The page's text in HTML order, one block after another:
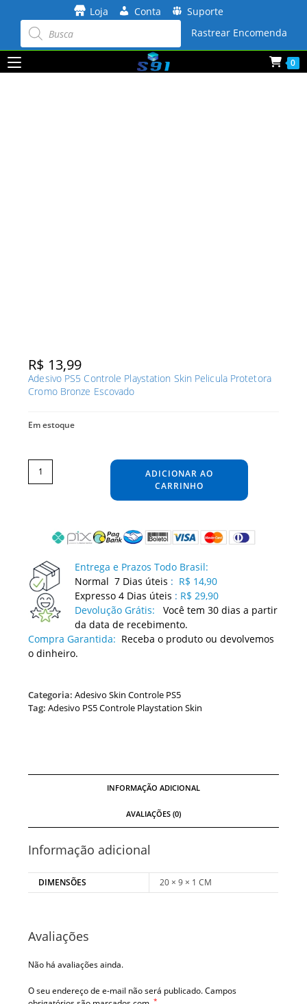
conteúdo
Loja Conta Suporte
Pesquisar
produtos Rastrear Encomenda
0
R$ 13,99
Adesivo PS5 Controle Playstation Skin Pelicula Protetora
Cromo Bronze Escovado
Em estoque
Adesivo
PS5
Controle
Playstation
Pelicula
ADICIONAR AO
CARRINHO
Entrega e Prazos Todo Brasil:
Normal 7 Dias úteis : R$ 14,90
Expresso 4 Dias úteis : R$ 29,90
Devolução Grátis:
Você tem 30 dias a partir
da data de recebimento.
Compra Garantida: Receba o produto ou devolvemos
o dinheiro.
Categoria:Adesivo Skin Controle PS5
Tag:Adesivo PS5 Controle Playstation Skin
INFORMAÇÃO ADICIONAL
AVALIAÇÕES (0)
Informação adicional
DIMENSÕES 20 × 9 × 1 CM
Avaliações
Não há avaliações ainda.
O seu endereço de e-mail não será publicado.Campos
*